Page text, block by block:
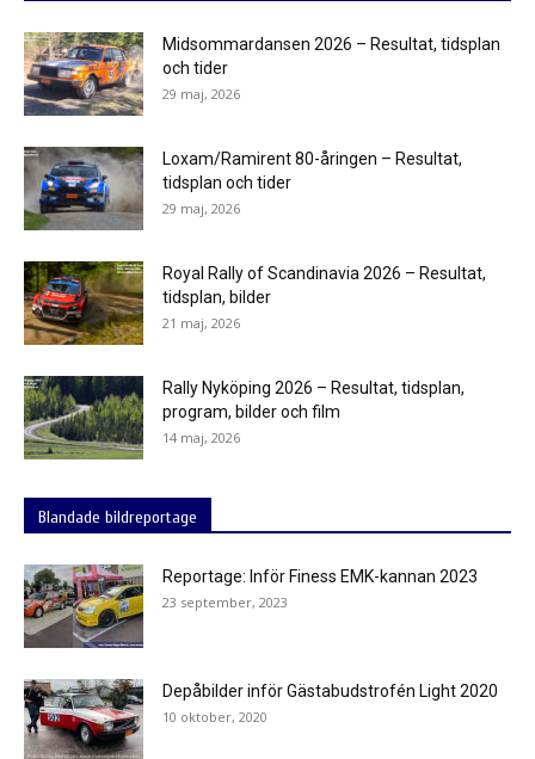
Midsommardansen 2026 – Resultat, tidsplan
och tider
29 maj, 2026
Loxam/Ramirent 80-åringen – Resultat,
tidsplan och tider
29 maj, 2026
Royal Rally of Scandinavia 2026 – Resultat,
tidsplan, bilder
21 maj, 2026
Rally Nyköping 2026 – Resultat, tidsplan,
program, bilder och film
14 maj, 2026
Blandade bildreportage
Reportage: Inför Finess EMK-kannan 2023
23 september, 2023
Depåbilder inför Gästabudstrofén Light 2020
10 oktober, 2020